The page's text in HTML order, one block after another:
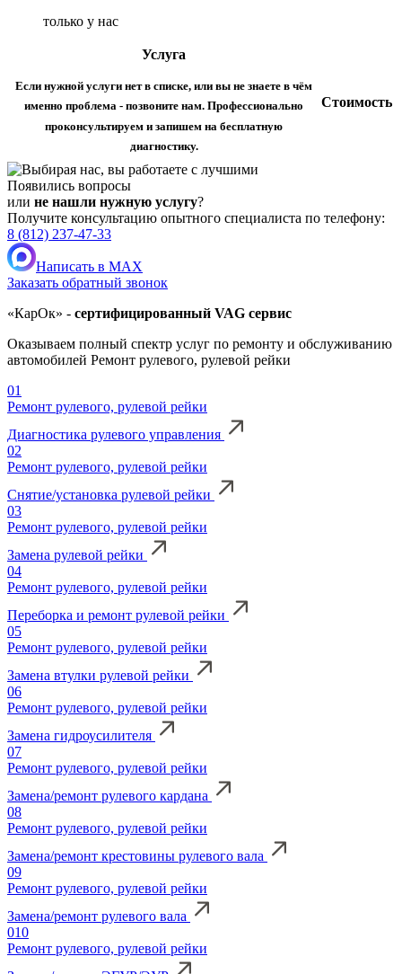
только у нас
Услуга
Если нужной услуги нет в списке, или вы не знаете в чём
именно проблема - позвоните нам. Профессионально
проконсультируем и запишем на бесплатную
диагностику.
Стоимость
Появились вопросы
или не нашли нужную услугу?
Получите консультацию опытного специалиста по телефону:
8 (812) 237-47-33
Написать в MAX
Заказать обратный звонок
«КарОк» - сертифицированный VAG сервис
Оказываем полный спектр услуг по ремонту и обслуживанию
автомобилей Ремонт рулевого, рулевой рейки
01
Ремонт рулевого, рулевой рейки
Диагностика рулевого управления
02
Ремонт рулевого, рулевой рейки
Снятие/установка рулевой рейки
03
Ремонт рулевого, рулевой рейки
Замена рулевой рейки
04
Ремонт рулевого, рулевой рейки
Переборка и ремонт рулевой рейки
05
Ремонт рулевого, рулевой рейки
Замена втулки рулевой рейки
06
Ремонт рулевого, рулевой рейки
Замена гидроусилителя
07
Ремонт рулевого, рулевой рейки
Замена/ремонт рулевого кардана
08
Ремонт рулевого, рулевой рейки
Замена/ремонт крестовины рулевого вала
09
Ремонт рулевого, рулевой рейки
Замена/ремонт рулевого вала
010
Ремонт рулевого, рулевой рейки